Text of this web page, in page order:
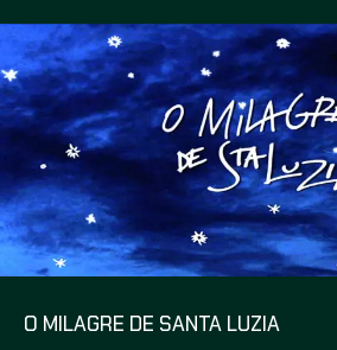
O MILAGRE DE SANTA LUZIA